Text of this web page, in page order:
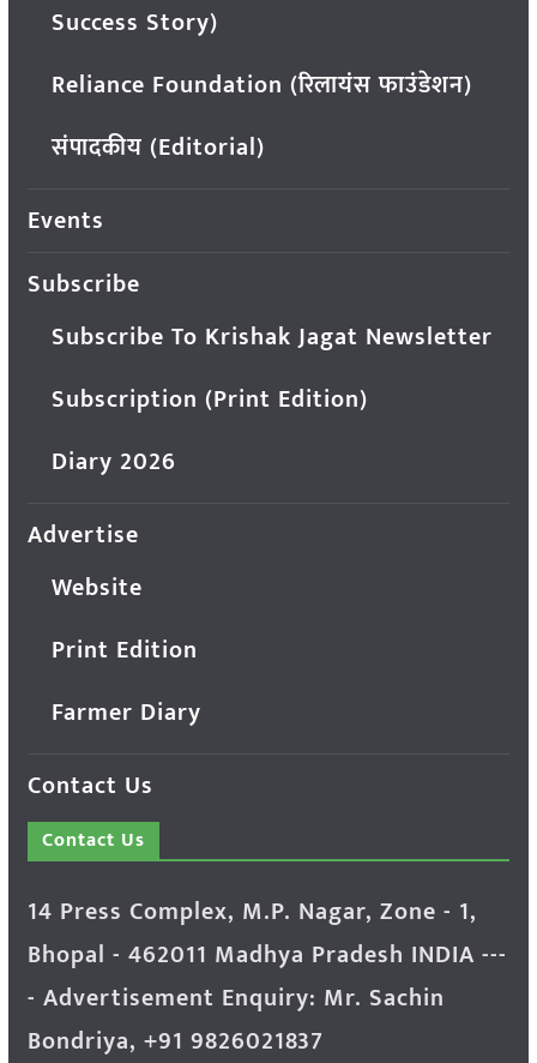
Success Story)
Reliance Foundation (रिलायंस फाउंडेशन)
संपादकीय (Editorial)
Events
Subscribe
Subscribe To Krishak Jagat Newsletter
Subscription (Print Edition)
Diary 2026
Advertise
Website
Print Edition
Farmer Diary
Contact Us
Contact Us
14 Press Complex, M.P. Nagar, Zone - 1,
Bhopal - 462011 Madhya Pradesh INDIA ---
- Advertisement Enquiry: Mr. Sachin
Bondriya, +91 9826021837